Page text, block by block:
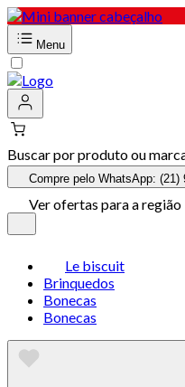
Menu
Buscar por produto ou
Compre pelo WhatsApp: (21)
Ver ofertas para a região
Le biscuit
Brinquedos
Bonecas
Bonecas